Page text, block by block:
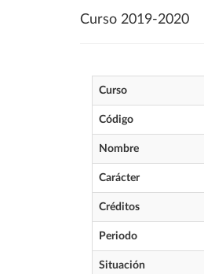
Curso 2019-2020
Curso
Código
Nombre
Carácter
Créditos
Periodo
Situación